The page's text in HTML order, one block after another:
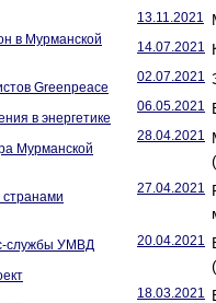
в Мурманской
Greenpeace
в энергетике
Мурманской
странами
службы УМВД
13.11.2021
14.07.2021
02.07.2021
06.05.2021
28.04.2021
27.04.2021
20.04.2021
18.03.2021